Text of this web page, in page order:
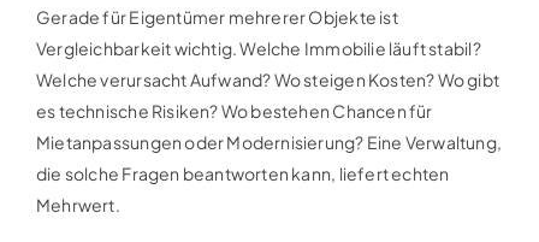
Gerade für Eigentümer mehrerer Objekte ist
Vergleichbarkeit wichtig. Welche Immobilie läuft stabil?
Welche verursacht Aufwand? Wo steigen Kosten? Wo gibt
es technische Risiken? Wo bestehen Chancen für
Mietanpassungen oder Modernisierung? Eine Verwaltung,
die solche Fragen beantworten kann, liefert echten
Mehrwert.